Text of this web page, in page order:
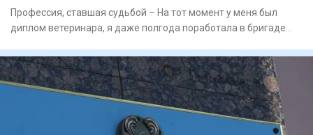
Профессия, ставшая судьбой – На тот момент у меня был
диплом­ ветеринара, я даже полгода поработала в бригаде